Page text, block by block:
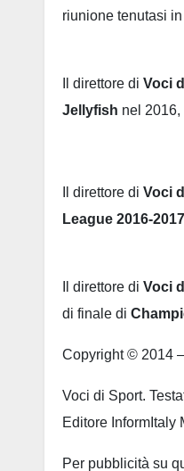
riunione tenutasi
Il direttore di Voci
Jellyfish nel
Il direttore di Voci
League 2016-2017
Il direttore di Voci
di finale di
Copyright © 2014
Voci di Sport.
Editore InformItaly
Per pubblicità su